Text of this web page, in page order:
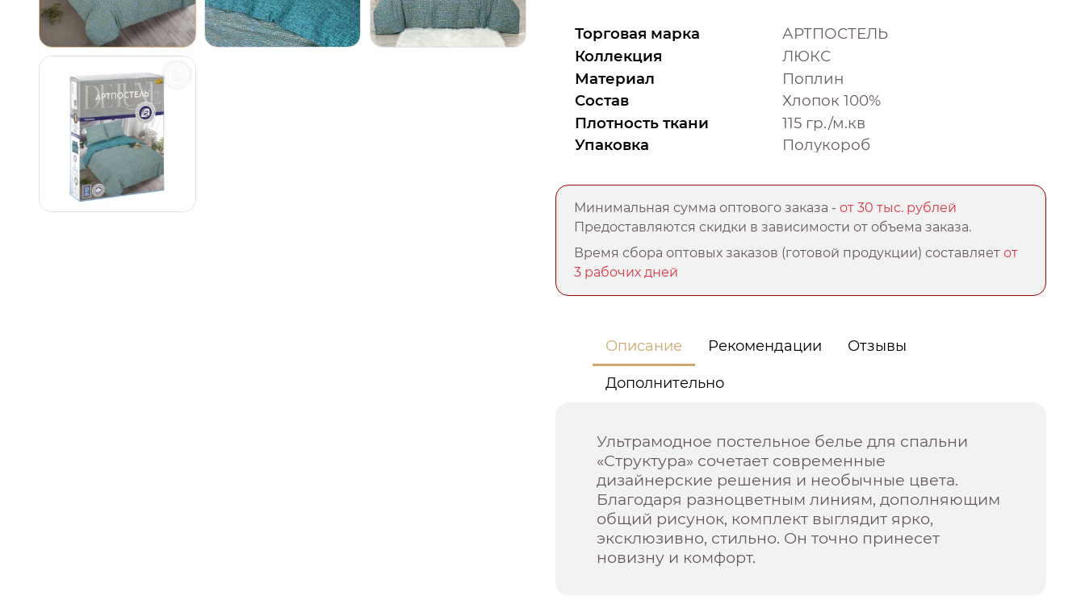
Торговая марка
АРТПОСТЕЛЬ
Коллекция
ЛЮКС
Материал
Поплин
Состав
Хлопок 100%
Плотность ткани
115 гр./м.кв
Упаковка
Полукороб
Минимальная сумма оптового заказа -от 30 тыс. рублей
Предоставляются скидки в зависимости от объема заказа.
Время сбора оптовых заказов (готовой продукции) составляетот
3 рабочих дней
Описание Рекомендации Отзывы
Дополнительно
Ультрамодное постельное белье для спальни
«Структура» сочетает современные
дизайнерские решения и необычные цвета.
Благодаря разноцветным линиям, дополняющим
общий рисунок, комплект выглядит ярко,
эксклюзивно, стильно. Он точно принесет
новизну и комфорт.